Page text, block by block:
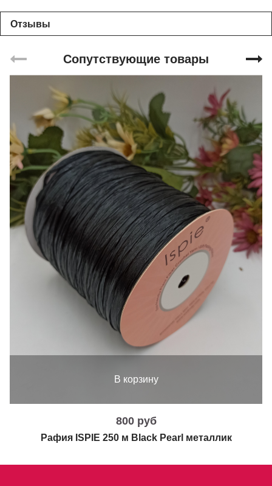
Отзывы
Сопутствующие товары
В корзину
800 руб
Рафия ISPIE 250 м Black Pearl металлик